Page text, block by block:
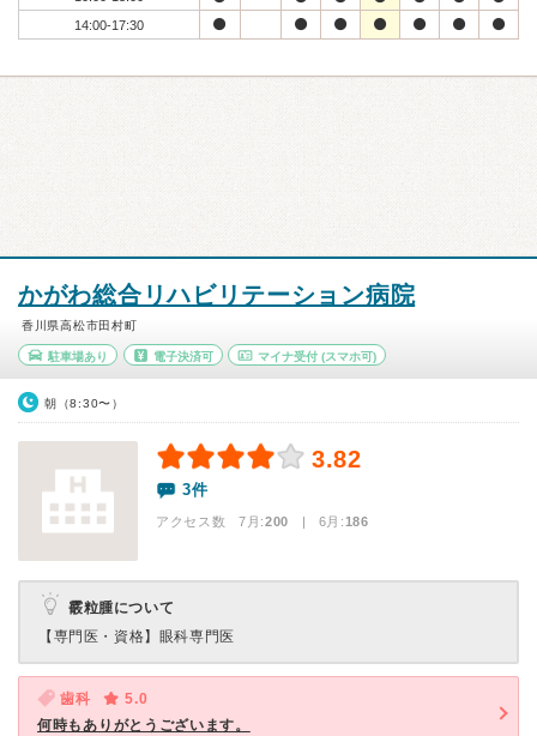
14:00-17:30
かがわ総合リハビリテーション病院
香川県高松市田村町
駐車場あり 電子決済可 マイナ受付 (スマホ可)
朝（8:30〜）
3.82
3件
アクセス数 7月:200 | 6月:186
霰粒腫について
【専門医・資格】 眼科専門医
歯科
5.0
何時もありがとうございます。